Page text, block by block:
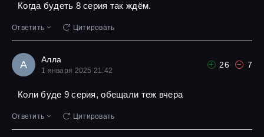
Когда будеть 8 серия так ждём.
Ответить Цитировать
А Алла
1 января 2025 21:42
26 7
Коли буде 9 серия, обещали теж вчера
Ответить Цитировать